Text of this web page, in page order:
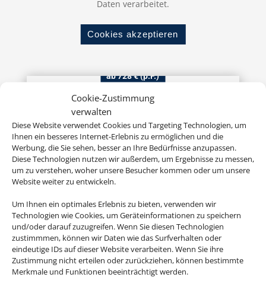
Cookie-Zustimmung
verwalten
Diese Website verwendet Cookies und Targeting Technologien, um
Ihnen ein besseres Internet-Erlebnis zu ermöglichen und die
Werbung, die Sie sehen, besser an Ihre Bedürfnisse anzupassen.
Diese Technologien nutzen wir außerdem, um Ergebnisse zu messen,
um zu verstehen, woher unsere Besucher kommen oder um unsere
Website weiter zu entwickeln.
Um Ihnen ein optimales Erlebnis zu bieten, verwenden wir
Technologien wie Cookies, um Geräteinformationen zu speichern
und/oder darauf zuzugreifen. Wenn Sie diesen Technologien
zustimmmen, können wir Daten wie das Surfverhalten oder
eindeutige IDs auf dieser Website verarbeiten. Wenn Sie ihre
Zustimmung nicht erteilen oder zurückziehen, können bestimmte
Merkmale und Funktionen beeinträchtigt werden.
Daten verarbeitet.
Cookies akzeptieren
ab 728 € (p.P.)
TUI KIDS CLUB Isabel
Teneriffa, Costa Adeje
ab 898 € (p.P.)